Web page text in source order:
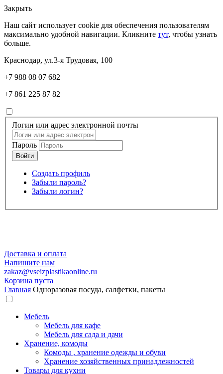
Закрыть
Наш сайт использует cookie для обеспечения пользователям
максимально удобной навигации. Кликните тут, чтобы узнать
больше.
Краснодар, ул.3-я Трудовая, 100
+7 988 08 07 682
+7 861 225 87 82
Логин или адрес электронной почты
Пароль
Создать профиль
Забыли пароль?
Забыли логин?
Доставка и оплата
Напишите нам
zakaz@vseizplastikaonline.ru
Корзина пуста
Главная Одноразовая посуда, салфетки, пакеты
Мебель
Мебель для кафе
Мебель для сада и дачи
Хранение, комоды
Комоды , хранение одежды и обуви
Хранение хозяйственных принадлежностей
Товары для кухни